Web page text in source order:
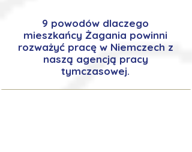
9 powodów dlaczego
mieszkańcy Żagania powinni
rozważyć pracę w Niemczech z
naszą agencją pracy
tymczasowej.